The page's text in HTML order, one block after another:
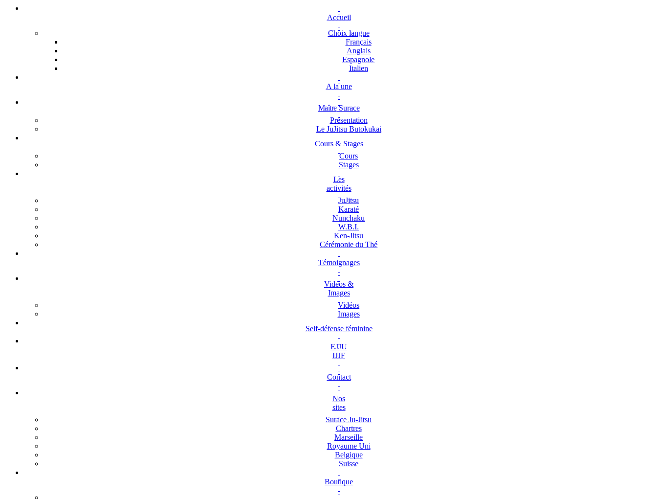
Accueil
Choix langue
Français
Anglais
Espagnole
Italien
A la une
MaîtreSurace
Présentation
Le JuJitsu Butokukai
Cours & Stages
Cours
Stages
Les
activités
JuJitsu
Karaté
Nunchaku
W.B.I.
Ken-Jitsu
Cérémonie du Thé
Témoignages
Vidéos &
Images
Vidéos
Images
Self-défense féminine
EJJU
IJJF
Contact
Nos
sites
Surace Ju-Jitsu
Chartres
Marseille
Royaume Uni
Belgique
Suisse
Boutique